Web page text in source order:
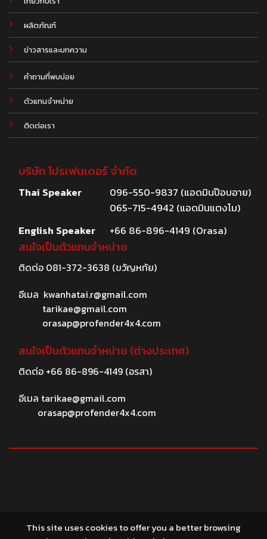
ผลิตภัณฑ์
ข่าวสารและบทความ
.
คำถามที่พบบ่อย
ตัวแทนจำหน่าย
ติดต่อเรา
บริษัท โปรเฟนเดอร์ จำกัด
Thai Speaker
096-550-9837 (แอดมินป๊อบอาย)
065-715-4942 (แอดมินแตงโม)
English Speaker
+66 86-896-4149 (Orasa)
สนใจเป็นตัวแทนจำหน่าย
ติดต่อ 081-372-3638 (ขวัญหทัย)
อีเมล kwanhatai.r@gmail.com
tarikae@gmail.com
orasap@profender4x4.com
สนใจเป็นตัวแทนจำหน่าย (ต่างประเทศ)
ติดต่อ +66 86-896-4149(อรสา)
อีเมล tarikae@gmail.com
orasap@profender4x4.com
This site uses cookies to offer you a better browsing